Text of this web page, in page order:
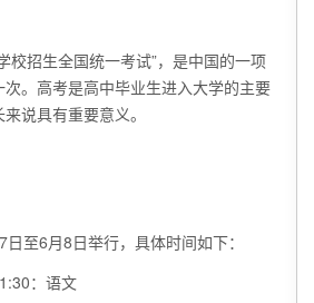
校招生全国统一考试”，是中国的一项
。高考是高中毕业生进入大学的主要
说具有重要意义。
至6月8日举行，具体时间如下：
：语文